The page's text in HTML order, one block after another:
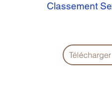
Classement
Télécharger